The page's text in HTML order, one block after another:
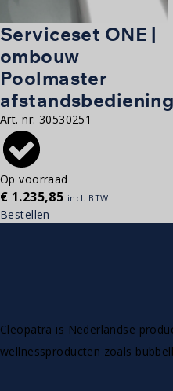
Serviceset ONE |
ombouw
Poolmaster
afstandsbediening
Art. nr: 30530251
Op voorraad
€ 1.235,85 incl. BTW
Bestellen
Cleopatra is Nederlandse
wellnessproducten zoals